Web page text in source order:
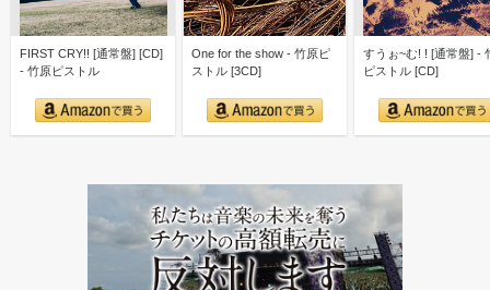
FIRST CRY!! [通常盤] [CD]
- 竹原ピストル
One for the show - 竹原ピ
ストル [3CD]
すうぉ~む! ! [通常盤] -
ピストル [CD]